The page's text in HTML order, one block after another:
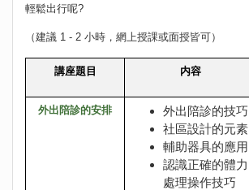
輕鬆出行呢?
（建議 1 - 2 小時，網上授課或面授皆可）
講座題目 内容
外出陪診的安排
外出陪診的技巧
社區設計的元素
輔助器具的應用
認識正確的體力
處理操作技巧